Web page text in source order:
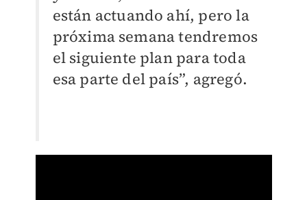
están actuando ahí, pero la
próxima semana tendremos
el siguiente plan para toda
esa parte del país”, agregó.